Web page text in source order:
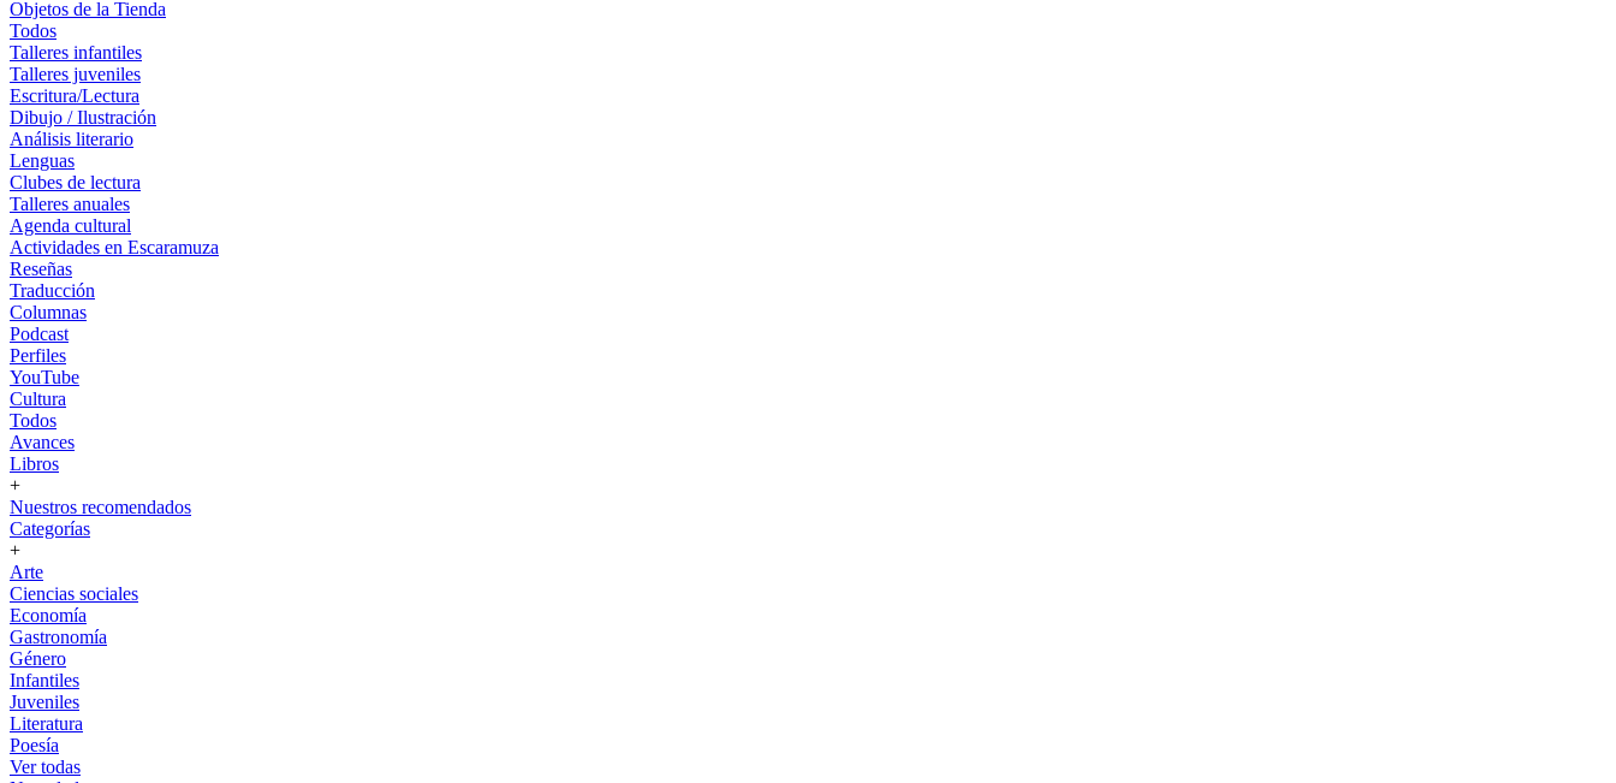
Objetos de la Tienda
Todos
Talleres infantiles
Talleres juveniles
Escritura/Lectura
Dibujo / Ilustración
Análisis literario
Lenguas
Clubes de lectura
Talleres anuales
Agenda cultural
Actividades en Escaramuza
Reseñas
Traducción
Columnas
Podcast
Perfiles
YouTube
Cultura
Todos
Avances
Libros
+
Nuestros recomendados
Categorías
+
Arte
Ciencias sociales
Economía
Gastronomía
Género
Infantiles
Juveniles
Literatura
Poesía
Ver todas